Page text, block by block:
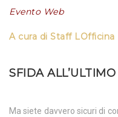
Evento Web
A cura di Staff LOfficina
SFIDA
Ma siete davvero sicuri di